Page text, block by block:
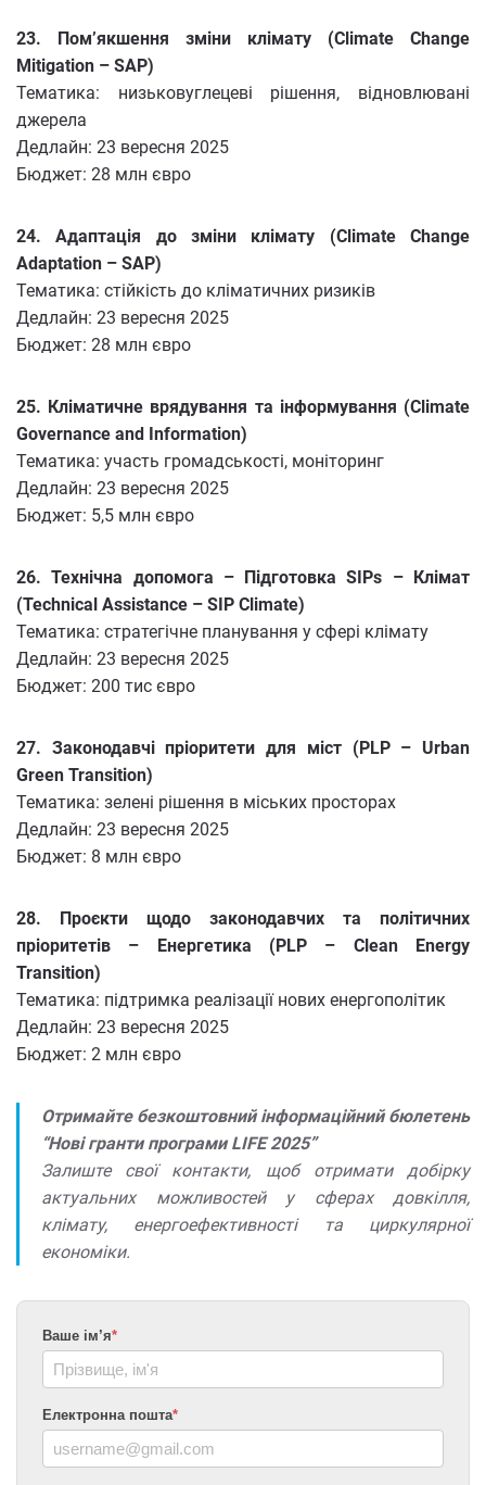
23. Пом’якшення зміни клімату (Climate Change
Mitigation – SAP)
Тематика: низьковуглецеві рішення, відновлювані
джерела
Дедлайн: 23 вересня 2025
Бюджет: 28 млн євро
24. Адаптація до зміни клімату (Climate Change
Adaptation – SAP)
Тематика: стійкість до кліматичних ризиків
Дедлайн: 23 вересня 2025
Бюджет: 28 млн євро
25. Кліматичне врядування та інформування (Climate
Governance and Information)
Тематика: участь громадськості, моніторинг
Дедлайн: 23 вересня 2025
Бюджет: 5,5 млн євро
26. Технічна допомога – Підготовка SIPs – Клімат
(Technical Assistance – SIP Climate)
Тематика: стратегічне планування у сфері клімату
Дедлайн: 23 вересня 2025
Бюджет: 200 тис євро
27. Законодавчі пріоритети для міст (PLP – Urban
Green Transition)
Тематика: зелені рішення в міських просторах
Дедлайн: 23 вересня 2025
Бюджет: 8 млн євро
28. Проєкти щодо законодавчих та політичних
пріоритетів – Енергетика (PLP – Clean Energy
Transition)
Тематика: підтримка реалізації нових енергополітик
Дедлайн: 23 вересня 2025
Бюджет: 2 млн євро
Отримайте безкоштовний інформаційний бюлетень
“Нові гранти програми LIFE 2025”
Залиште свої контакти, щоб отримати добірку
актуальних можливостей у сферах довкілля,
клімату, енергоефективності та циркулярної
економіки.
Ваше ім’я*
Електронна пошта*